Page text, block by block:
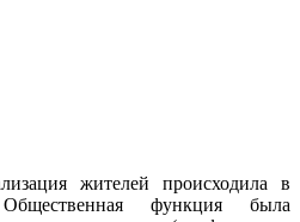
жителей происходила в
функция была